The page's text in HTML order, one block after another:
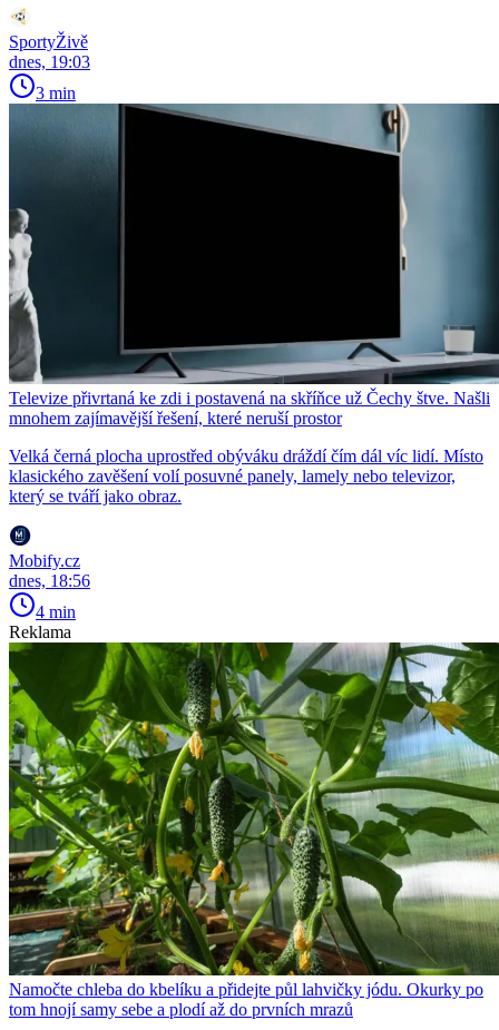
SportyŽivě
dnes, 19:03
3 min
Televize přivrtaná ke zdi i postavená na skříňce už Čechy štve. Našli
mnohem zajímavější řešení, které neruší prostor
Velká černá plocha uprostřed obýváku dráždí čím dál víc lidí. Místo
klasického zavěšení volí posuvné panely, lamely nebo televizor,
který se tváří jako obraz.
Mobify.cz
dnes, 18:56
4 min
Reklama
Namočte chleba do kbelíku a přidejte půl lahvičky jódu. Okurky po
tom hnojí samy sebe a plodí až do prvních mrazů